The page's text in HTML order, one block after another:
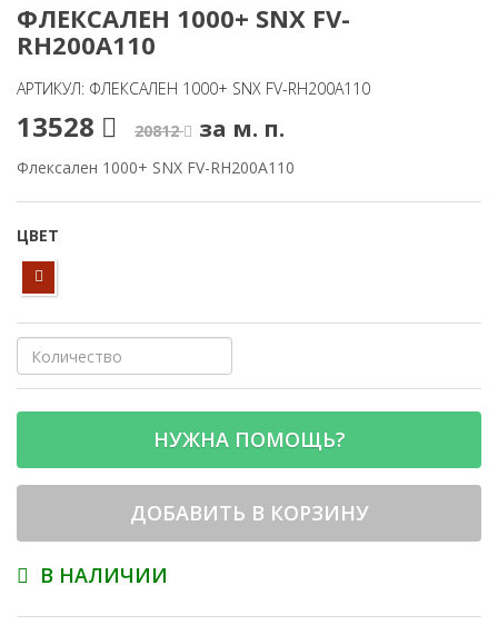
ФЛЕКСАЛЕН 1000+ SNX FV-
RH200A110
АРТИКУЛ: ФЛЕКСАЛЕН 1000+ SNX FV-RH200A110
13528 20812 за м. п.
Флексален 1000+ SNX FV-RH200A110
ЦВЕТ
НУЖНА ПОМОЩЬ?
ДОБАВИТЬ В КОРЗИНУ
В НАЛИЧИИ